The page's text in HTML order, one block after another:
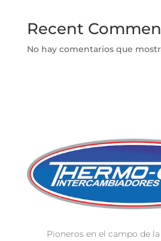
Recent
No hay comentarios que
Pioneros en el campo de